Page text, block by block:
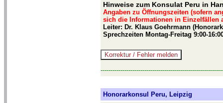
Hinweise zum Konsulat Peru in
Angaben zu Öffnungszeiten (sofern
sich die Informationen in Einzelfällen
Leiter: Dr. Klaus Goehrmann
Sprechzeiten Montag-Freitag 9:00-
Honorarkonsul Peru, Leipzig